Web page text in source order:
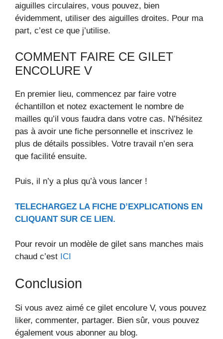
aiguilles circulaires, vous pouvez, bien
évidemment, utiliser des aiguilles droites. Pour ma
part, c’est ce que j’utilise.
COMMENT FAIRE CE GILET
ENCOLURE V
En premier lieu, commencez par faire votre
échantillon et notez exactement le nombre de
mailles qu’il vous faudra dans votre cas. N’hésitez
pas à avoir une fiche personnelle et inscrivez le
plus de détails possibles. Votre travail n’en sera
que facilité ensuite.
Puis, il n’y a plus qu’à vous lancer !
TELECHARGEZ LA FICHE D’EXPLICATIONS EN
CLIQUANT SUR CE LIEN.
Pour revoir un modèle de gilet sans manches mais
chaud c’est ICI
Conclusion
Si vous avez aimé ce gilet encolure V, vous pouvez
liker, commenter, partager. Bien sûr, vous pouvez
également vous abonner au blog.